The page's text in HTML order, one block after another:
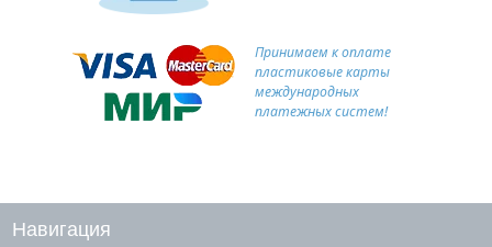
Принимаем к оплате
пластиковые карты
международных
платежных систем!
Навигация